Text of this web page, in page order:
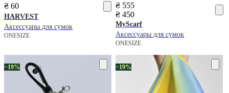
₴ 60
HARVEST
Аксессуары для сумок
ONESIZE
₴ 555
₴ 450
MyScarf
Аксессуары для сумок
ONESIZE
−19% −19%